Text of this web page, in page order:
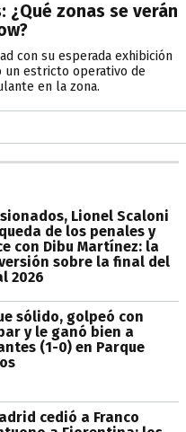
¿Qué zonas se verán
con su esperada exhibición
un estricto operativo de
en la zona.
Lionel Scaloni
de los penales y
con Dibu Martínez: la
sobre la final del
2026
sólido, golpeó con
y le ganó bien a
(1-0) en Parque
cedió a Franco